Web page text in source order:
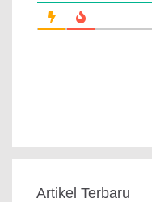
Artikel Terbaru